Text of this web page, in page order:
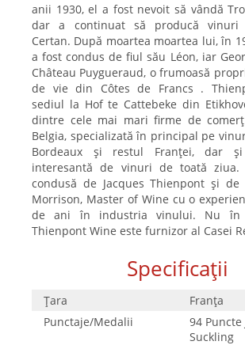
anii 1930, el a fost nevoit să vândă
dar a continuat să producă vinuri
Certan. După moartea moartea lui, în
a fost condus de fiul său Léon, iar
Château Puygueraud, o frumoasă
de vie din Côtes de Francs .
sediul la Hof te Cattebeke din
dintre cele mai mari firme de
Belgia, specializată în principal pe
Bordeaux și restul Franței, dar
interesantă de vinuri de toată ziua.
condusă de Jacques Thienpont și de
Morrison, Master of Wine cu o
de ani în industria vinului. Nu în
Thienpont Wine este furnizor al Casei
Specificații
Țara
Franţa
Punctaje/Medalii
94 Puncte
Suckling